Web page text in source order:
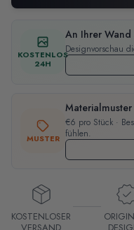
KOSTENLOS
24H
An Ihrer Wand
Designvorschau
MUSTER
€6 pro Stück ·
fühlen.
KOSTENLOSER